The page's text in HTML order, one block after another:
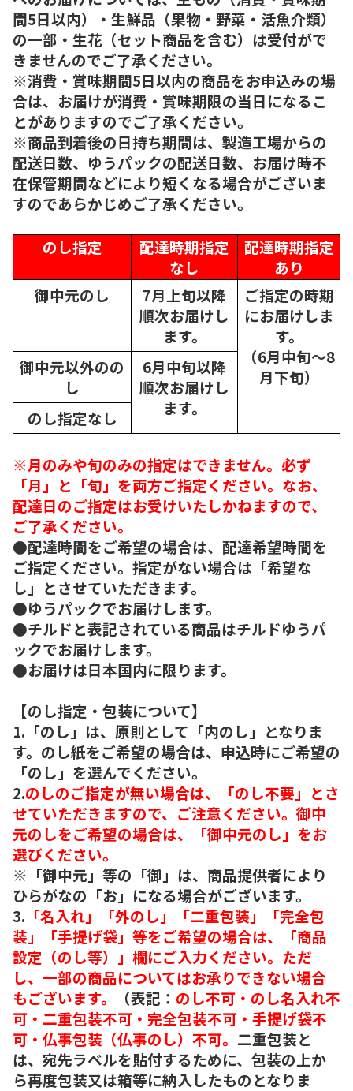
間5日以内）・生鮮品（果物・野菜・活魚介類）
の一部・生花（セット商品を含む）は受付がで
きませんのでご了承ください。
※消費・賞味期間5日以内の商品をお申込みの場
合は、お届けが消費・賞味期限の当日になるこ
とがありますのでご了承ください。
※商品到着後の日持ち期間は、製造工場からの
配送日数、ゆうパックの配送日数、お届け時不
在保管期間などにより短くなる場合がございま
すのであらかじめご了承ください。
のし指定
配達時期指定
なし
配達時期指定
あり
御中元のし
7月上旬以降
順次お届けし
ます。
ご指定の時期
にお届けしま
す。
（6月中旬～8
月下旬）
御中元以外のの
し
6月中旬以降
順次お届けし
ます。
のし指定なし
※月のみや旬のみの指定はできません。必ず
「月」と「旬」を両方ご指定ください。なお、
配達日のご指定はお受けいたしかねますので、
ご了承ください。
●配達時間をご希望の場合は、配達希望時間を
ご指定ください。指定がない場合は「希望な
し」とさせていただきます。
●ゆうパックでお届けします。
●チルドと表記されている商品はチルドゆうパ
ックでお届けします。
●お届けは日本国内に限ります。
【のし指定・包装について】
1.「のし」は、原則として「内のし」となりま
す。のし紙をご希望の場合は、申込時にご希望の
「のし」を選んでください。
2.のしのご指定が無い場合は、「のし不要」とさ
せていただきますので、ご注意ください。御中
元のしをご希望の場合は、「御中元のし」をお
選びください。
※「御中元」等の「御」は、商品提供者により
ひらがなの「お」になる場合がございます。
3. 「名入れ」「外のし」「二重包装」「完全包
装」「手提げ袋」等をご希望の場合は、「商品
設定（のし等）」欄にご入力ください。ただ
し、一部の商品についてはお承りできない場合
もございます。
（表記： のし不可・のし名入れ不
可・二重包装不可・完全包装不可・手提げ袋不
可・仏事包装（仏事のし）不可。 二重包装と
は、宛先ラベルを貼付するために、包装の上か
ら再度包装又は箱等に納入したものとなりま